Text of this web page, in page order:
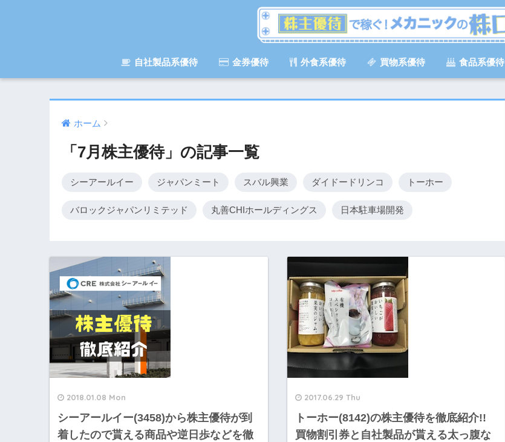
自社製品系優待 金券優待 外食系優待 買物系優待 食品系優待
ホーム
「7月株主優待」の記事一覧
シーアールイー ジャパンミート スバル興業 ダイドードリンコ トーホー
バロックジャパンリミテッド 丸善CHIホールディングス 日本駐車場開発
2018.01.08 Mon
シーアールイー(3458)から株主優待が到
着したので貰える商品や逆日歩などを徹
2017.06.29 Thu
トーホー(8142)の株主優待を徹底紹介!!
買物割引券と自社製品が貰える太っ腹な